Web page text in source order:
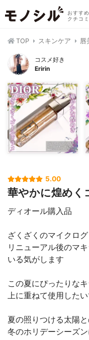
おすす
クチコ
TOP スキンケア 唇
コスメ好き
Eririn
5.00
華やかに煌めく
ディオール購入品
ざくざくのマイクロ
リニューアル後のマ
いる気がします
この夏にぴったりな
上に重ねて使用した
夏の照りつける太陽
冬のホリデーシーズ